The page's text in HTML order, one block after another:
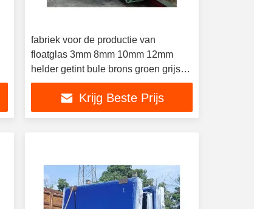
fabriek voor de productie van
floatglas 3mm 8mm 10mm 12mm
helder getint bule brons groen grijs
reflecterend glas voor glasgebouw
Krijg Beste Prijs